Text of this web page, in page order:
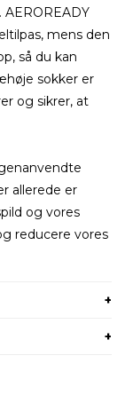
mens den
så du kan
sokker er
og sikrer, at
allerede er
og vores
reducere vores